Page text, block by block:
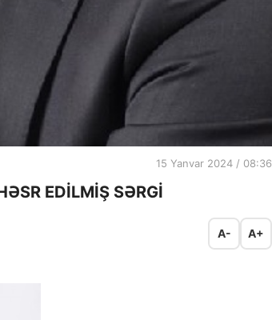
15 Yanvar 2024 / 08:36
EDİLMİŞ SƏRGİ
A- A+